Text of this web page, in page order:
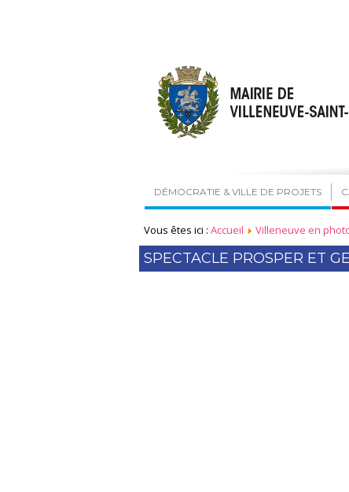
DÉMOCRATIE & VILLE DE PROJETS
Vous êtes ici : Accueil Villeneuve en
SPECTACLE PROSPER ET